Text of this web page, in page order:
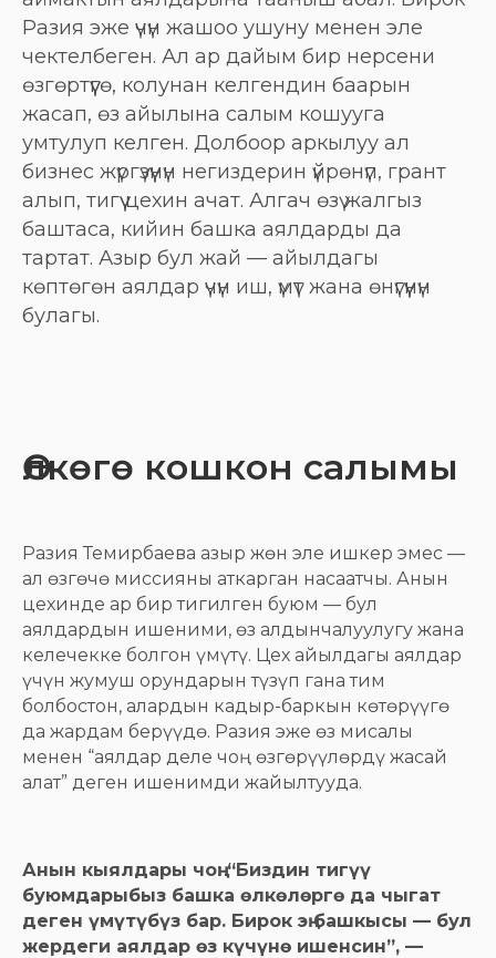
Разия эже үчүн жашоо ушуну менен эле
чектелбеген. Ал ар дайым бир нерсени
өзгөртүүгө, колунан келгендин баарын
жасап, өз айылына салым кошууга
умтулуп келген. Долбоор аркылуу ал
бизнес жүргүзүүнүн негиздерин үйрөнүп, грант
алып, тигүү цехин ачат. Алгач өзү жалгыз
баштаса, кийин башка аялдарды да
тартат. Азыр бул жай — айылдагы
көптөгөн аялдар үчүн иш, үмүт жана өнүгүүнүн
булагы.
Өлкөгө кошкон салымы
Разия Темирбаева азыр жөн эле ишкер эмес —
ал өзгөчө миссияны аткарган насаатчы. Анын
цехинде ар бир тигилген буюм — бул
аялдардын ишеними, өз алдынчалуулугу жана
келечекке болгон үмүтү. Цех айылдагы аялдар
үчүн жумуш орундарын түзүп гана тим
болбостон, алардын кадыр-баркын көтөрүүгө
да жардам берүүдө. Разия эже өз мисалы
менен “аялдар деле чоң өзгөрүүлөрдү жасай
алат” деген ишенимди жайылтууда.
Анын кыялдары чоң: “Биздин тигүү
буюмдарыбыз башка өлкөлөргө да чыгат
деген үмүтүбүз бар. Бирок эң башкысы — бул
жердеги аялдар өз күчүнө ишенсин”, —